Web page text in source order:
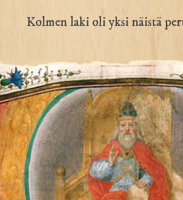
Kolmen laki oli yksi näistä